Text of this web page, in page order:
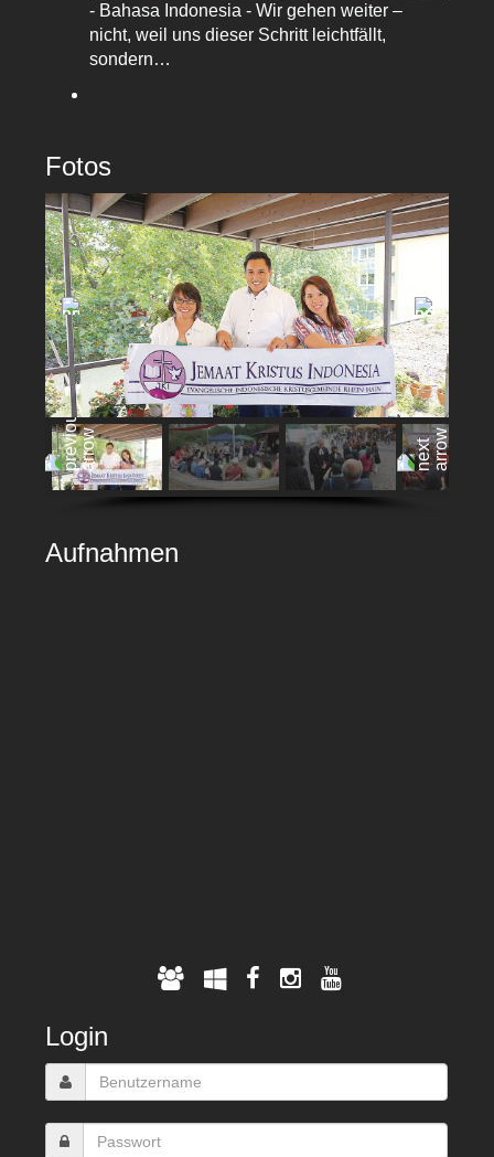
- Bahasa Indonesia - Wir gehen weiter –
nicht, weil uns dieser Schritt leichtfällt,
sondern…
Fotos
Aufnahmen
Login